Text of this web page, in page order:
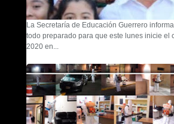
La Secretaría de Educación Guerrero
todo preparado para que este lunes inicie el
2020 en...